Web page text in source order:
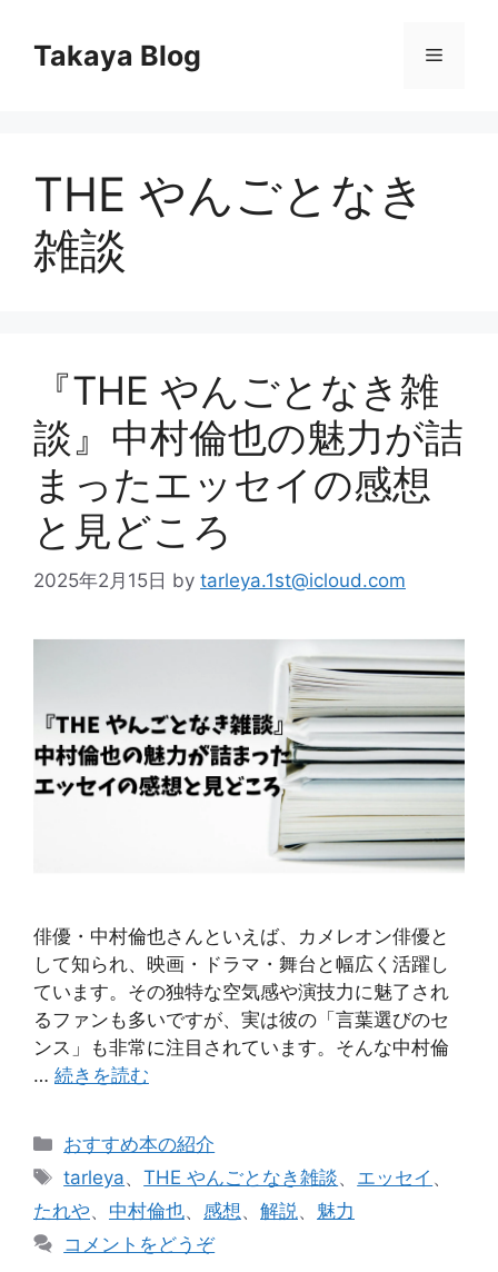
Takaya Blog メ
THE やんごとなき
雑談
『THE やんごとなき雑
談』中村倫也の魅力が詰
まったエッセイの感想
と見どころ
2025年2月15日 by tarleya.1st@icloud.com
俳優・中村倫也さんといえば、カメレオン俳優と
して知られ、映画・ドラマ・舞台と幅広く活躍し
ています。その独特な空気感や演技力に魅了され
るファンも多いですが、実は彼の「言葉選びのセ
ンス」も非常に注目されています。そんな中村倫
… 続きを読む
カ
テ
リ
ー
おすすめ本の紹介
タ
グ
tarleya、THE やんごとなき雑談、 エッセイ 、
たれや、 中村倫也、 感想 、 解説 、 魅力
コメントをどうぞ